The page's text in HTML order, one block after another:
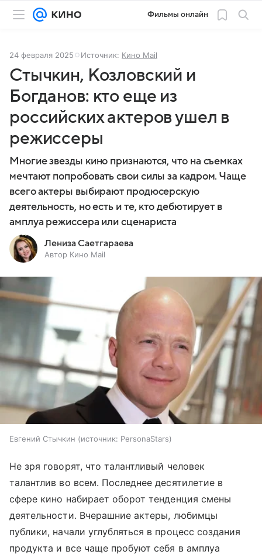
Фильмы онлайн
24 февраля 2025 Источник: Кино Mail
Стычкин, Козловский и
Богданов: кто еще из
российских актеров ушел в
режиссеры
Многие звезды кино признаются, что на съемках
мечтают попробовать свои силы за кадром. Чаще
всего актеры выбирают продюсерскую
деятельность, но есть и те, кто дебютирует в
амплуа режиссера или сценариста
Лениза Саетгараева
Автор Кино Mail
Евгений Стычкин источник: PersonaStars
Не зря говорят, что талантливый человек
талантлив во всем. Последнее десятилетие в
сфере кино набирает оборот тенденция смены
деятельности. Вчерашние актеры, любимцы
публики, начали углубляться в процесс создания
продукта и все чаще пробуют себя в амплуа